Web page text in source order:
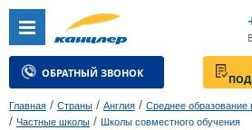
ОБРАТНЫЙ ЗВОНОК
Главная / Страны / Англия / Среднее образование
/ Частные школы / Школы совместного обучения